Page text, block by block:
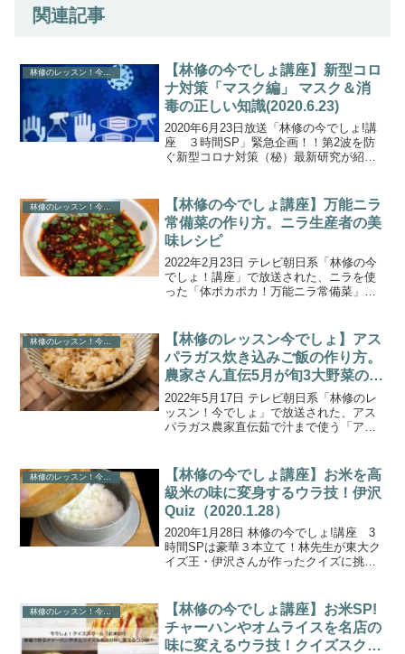
関連記事
【林修の今でしょ講座】新型コロ
ナ対策「マスク編」 マスク＆消
毒の正しい知識(2020.6.23)
2020年6月23日放送「林修の今でしょ!講
座 ３時間SP」緊急企画！！第2波を防
ぐ新型コロナ対策（秘）最新研究が紹介
法、食事中の正しいマスクの保管法、一
番イイ消毒液は...
【林修の今でしょ講座】万能ニラ
常備菜の作り方。ニラ生産者の美
味レシピ
2022年2月23日 テレビ朝日系「林修の今
でしょ！講座」で放送された、ニラを使
った「体ポカポカ！万能ニラ常備菜」の
ーマは「ニラ」！全国のニラ生産者だか
ら知っている美...
林修のレッスン！今でしょ・林修の今でしょ講座
【林修のレッスン今でしょ】アス
パラガス炊き込みご飯の作り方。
農家さん直伝5月が旬3大野菜のレ
シピ。
2022年5月17日 テレビ朝日系「林修のレ
ッスン！今でしょ」で放送された、アス
パラガス農家直伝茹で汁まで使う「アス
う・にんじん・アスパラガス。５月が旬
３大野菜ＳＰ！...
【林修の今でしょ講座】お米を高
級米の味に変身するウラ技！伊沢
Quiz（2020.1.28）
2020年1月28日 林修の今でしょ!講座 3
時間SPは豪華３本立て！林先生が東大ク
イズ王・伊沢さんが作ったクイズに挑戦
に変身するウラ技」について取り上げま
す。炊飯器に...
【林修の今でしょ講座】お米SP!
チャーハンやオムライスを名店の
味に変えるウラ技！クイズスクー